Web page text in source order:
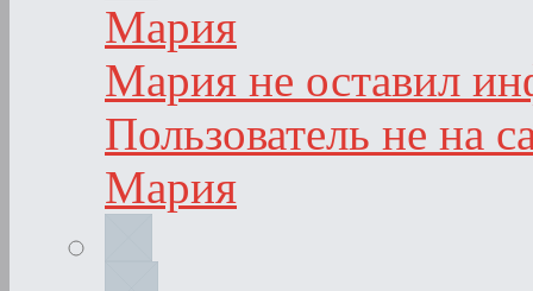
Мария
Мария не оставил
Пользователь не на
Мария